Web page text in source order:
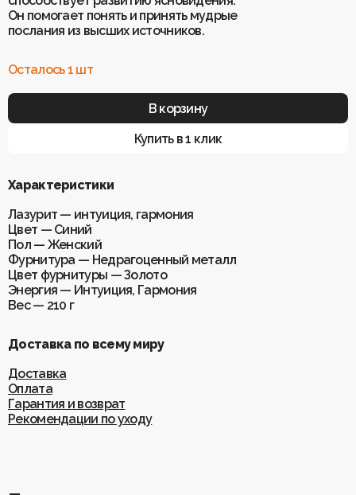
Доставка
Гарантия и возврат
Обучение «Браслеты Мастера: искусство
и бизнес с камнями»
Блог
ИП Шахрай Светлана Михайловна
ИНН 263500194811
ОГРН 305263515900181
Разработка сайтаWEBELEMENT
Он помогает понять и принять мудрые
послания из высших источников.
Осталось 1 шт
В корзину
Купить в 1 клик
Характеристики
Лазурит — интуиция, гармония
Цвет — Синий
Пол — Женский
Фурнитура — Недрагоценный металл
Цвет фурнитуры — Золото
Энергия — Интуиция, Гармония
Вес — 210 г
Доставка по всему миру
Доставка
Оплата
Гарантия и возврат
Рекомендации по уходу